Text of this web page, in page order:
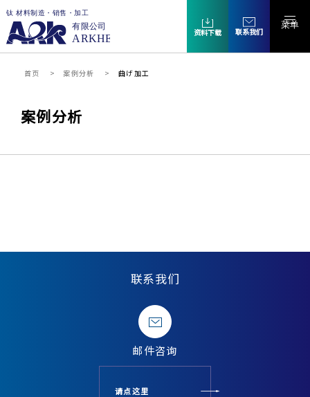
资料下载 联系我们
菜单
首页 案例分析 曲げ加工
案例分析
联系我们
邮件咨询
请点这里